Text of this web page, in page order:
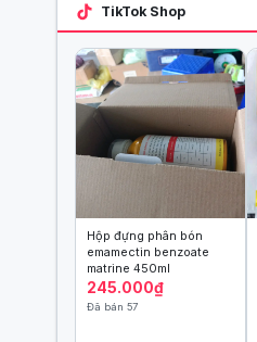
TikTok Shop
Hộp đựng phân bón
emamectin benzoate
matrine 450ml
245.000₫
Đã bán 57